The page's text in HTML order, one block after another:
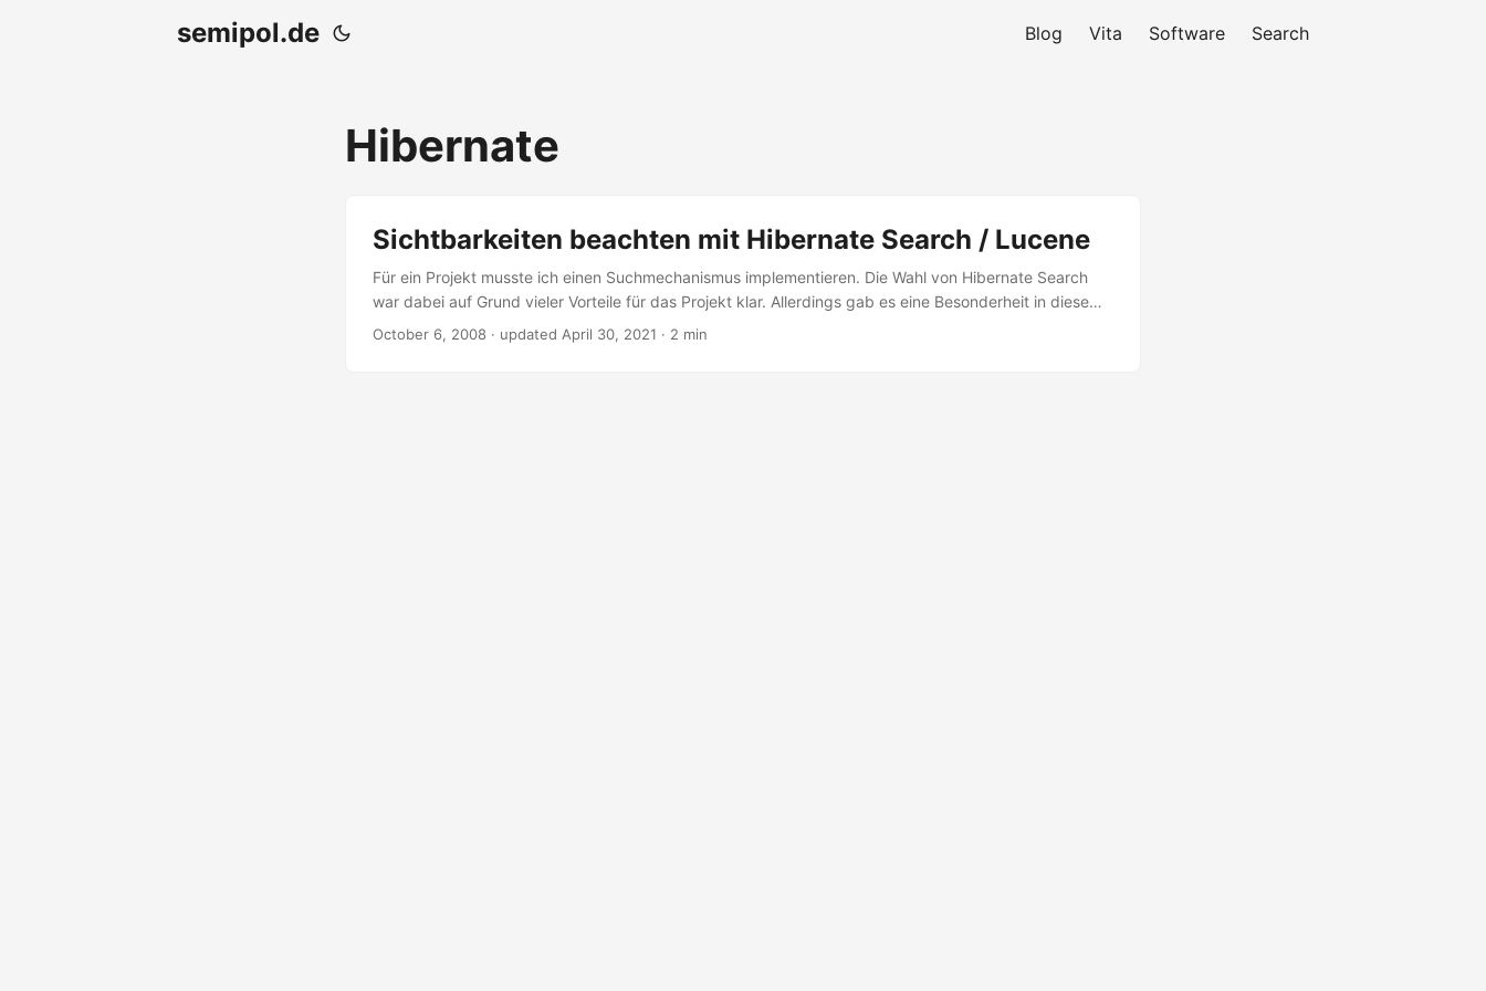
semipol.de Blog Vita Software Search
Hibernate
Sichtbarkeiten beachten mit Hibernate Search / Lucene
Für ein Projekt musste ich einen Suchmechanismus implementieren. Die Wahl von Hibernate Search
war dabei auf Grund vieler Vorteile für das Projekt klar. Allerdings gab es eine Besonderheit in diesem
Projekt, die ich bei der Suche beachten musste und für die ich keine existierende Lösung gefunden
October 6, 2008 · updated April 30, 2021 · 2 min